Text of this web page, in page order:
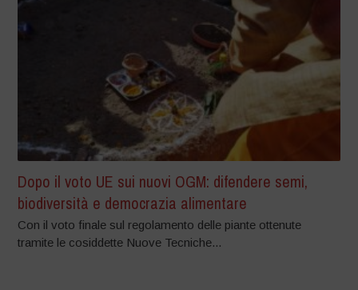
Dopo il voto UE sui nuovi OGM: difendere semi,
biodiversità e democrazia alimentare
Con il voto finale sul regolamento delle piante ottenute
tramite le cosiddette Nuove Tecniche...